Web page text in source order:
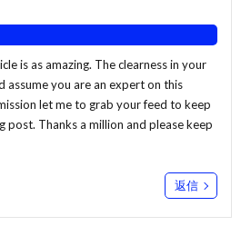
is as amazing. The clearness in your
assume you are an expert on this
let me to grab your feed to keep
Thanks a million and please keep
返信